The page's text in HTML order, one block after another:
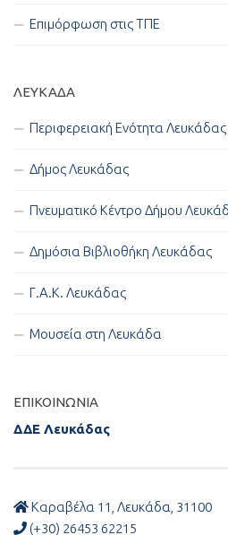
Επιμόρφωση στις ΤΠΕ
ΛΕΥΚΑΔΑ
Περιφερειακή Ενότητα Λευκάδας
Δήμος Λευκάδας
Πνευματικό Κέντρο Δήμου
Δημόσια Βιβλιοθήκη Λευκάδας
Γ.Α.Κ. Λευκάδας
Μουσεία στη Λευκάδα
ΕΠΙΚΟΙΝΩΝΊΑ
ΔΔΕ Λευκάδας
Καραβέλα 11, Λευκάδα, 31100
(+30) 26453 62215